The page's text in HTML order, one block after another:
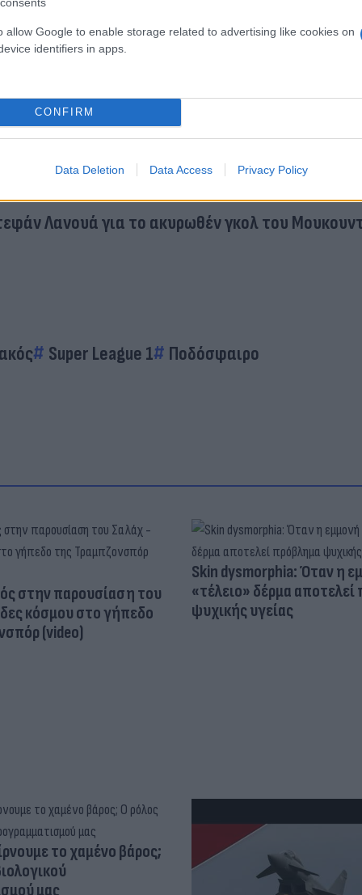
allow Google to enable storage related to advertising like cookies on
identifiers in apps.
CONFIRM
Data Deletion Data Access Privacy Policy
καρέ στο Φάληρο και όλα έτοιμα για
χρόνο να ξεκουραστούμε σωματικά και ψυχικά»
στη Γλυφάδα
μαζί με τους άλλους διεκδικητές... χάντρες στο
Λανουά για το ακυρωθέν γκολ του
Super League 1 Ποδόσφαιρο
στην παρουσίαση του
κόσμου στο γήπεδο
(video)
Skin dysmorphia: Όταν η
«τέλειο» δέρμα
ψυχικής υγείας
το χαμένο βάρος;